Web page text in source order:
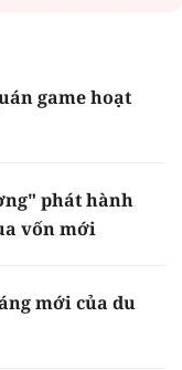
game hoạt
phát hành
vốn mới
mới của du